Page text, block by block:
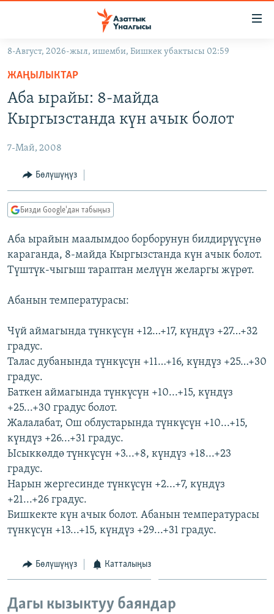
Навигацияга
өтүңүз
Издөөгө
салыңыз
КЫРГЫЗСТАН
КЫРГЫЗСТАН
ЭКОНОМИКА
МАДАНИЯТ
БОРБОР АЗИЯ
УКРАИНА
АТАЙЫН ИЛИКТӨӨ
ТВ ПРОГРАММАЛАР
ЭКСПЕРТТЕР ТАЛДАЙТ
БИЗ ЖАНА ДҮЙНӨ
ЫҢГАЙСЫЗ СУРООЛОР
ӨЗГӨЧӨ ПИКИР
Русский
ЭЕ/АРнун бардык сайттары
8-Август, 2026-жыл, ишемби, Бишкек убактысы 02:59
ЖАҢЫЛЫКТАР
Аба ырайы: 8-майда
Кыргызстанда күн ачык болот
7-Май, 2008
Бөлүшүңүз
Бизди Google'дан табыңыз
Аба ырайын маалымдоо борборунун билдирүүсүнө
караганда, 8-майда Кыргызстанда күн ачык болот.
Түштүк-чыгыш тараптан мелүүн желаргы жүрөт.
Абанын температурасы:
Чүй аймагында түнкүсүн +12…+17, күндүз +27…+32
градус.
Талас дубанында түнкүсүн +11…+16, күндүз +25…+30
градус.
Баткен аймагында түнкүсүн +10...+15, күндүз
+25...+30 градус болот.
Жалалабат, Ош облустарында түнкүсүн +10...+15,
күндүз +26...+31 градус.
Ысыккөлдө түнкүсүн +3...+8, күндүз +18...+23
градус.
Нарын жергесинде түнкүсүн +2...+7, күндүз
+21...+26 градус.
Бишкекте күн ачык болот. Абанын температурасы
түнкүсүн +13...+15, күндүз +29...+31 градус.
Бөлүшүңүз Катталыңыз
Дагы кызыктуу баяндар